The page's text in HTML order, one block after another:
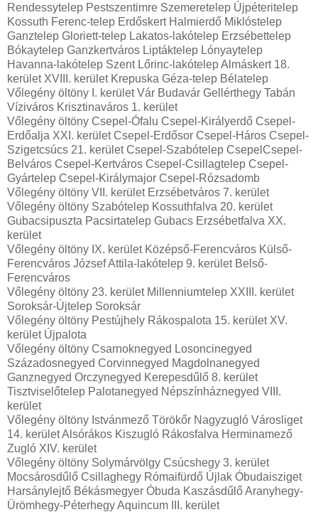
Rendessytelep Pestszentimre Szemeretelep Újpéteritelep
Kossuth Ferenc-telep Erdőskert Halmierdő Miklóstelep
Ganztelep Gloriett-telep Lakatos-lakótelep Erzsébettelep
Bókaytelep Ganzkertváros Liptáktelep Lónyaytelep
Havanna-lakótelep Szent Lőrinc-lakótelep Almáskert 18.
kerület XVIII. kerület Krepuska Géza-telep Bélatelep
Vőlegény öltöny I. kerület Vár Budavár Gellérthegy Tabán
Víziváros Krisztinaváros 1. kerület
Vőlegény öltöny Csepel-Ófalu Csepel-Királyerdő Csepel-
Erdőalja XXI. kerület Csepel-Erdősor Csepel-Háros Csepel-
Szigetcsúcs 21. kerület Csepel-Szabótelep CsepelCsepel-
Belváros Csepel-Kertváros Csepel-Csillagtelep Csepel-
Gyártelep Csepel-Királymajor Csepel-Rózsadomb
Vőlegény öltöny VII. kerület Erzsébetváros 7. kerület
Vőlegény öltöny Szabótelep Kossuthfalva 20. kerület
Gubacsipuszta Pacsirtatelep Gubacs Erzsébetfalva XX.
kerület
Vőlegény öltöny IX. kerület Középső-Ferencváros Külső-
Ferencváros József Attila-lakótelep 9. kerület Belső-
Ferencváros
Vőlegény öltöny 23. kerület Millenniumtelep XXIII. kerület
Soroksár-Újtelep Soroksár
Vőlegény öltöny Pestújhely Rákospalota 15. kerület XV.
kerület Újpalota
Vőlegény öltöny Csarnoknegyed Losoncinegyed
Századosnegyed Corvinnegyed Magdolnanegyed
Ganznegyed Orczynegyed Kerepesdűlő 8. kerület
Tisztviselőtelep Palotanegyed Népszínháznegyed VIII.
kerület
Vőlegény öltöny Istvánmező Törökőr Nagyzugló Városliget
14. kerület Alsórákos Kiszugló Rákosfalva Herminamező
Zugló XIV. kerület
Vőlegény öltöny Solymárvölgy Csúcshegy 3. kerület
Mocsárosdűlő Csillaghegy Rómaifürdő Újlak Óbudaisziget
Harsánylejtő Békásmegyer Óbuda Kaszásdűlő Aranyhegy-
Ürömhegy-Péterhegy Aquincum III. kerület